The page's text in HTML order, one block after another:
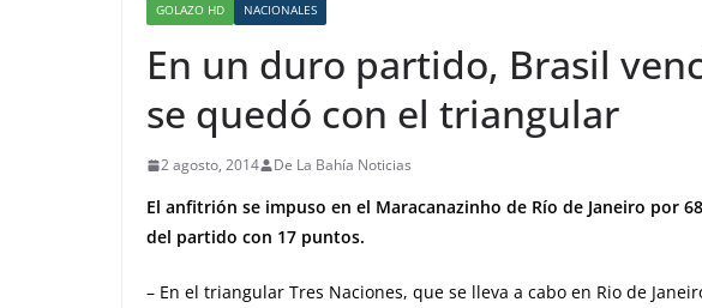
GOLAZO HD NACIONALES
En un duro partido, Brasil
se quedó con el triangular
2 agosto, 2014 De La Bahía Noticias
El anfitrión se impuso en el Maracanazinho de Río de Janeiro por
del partido con 17 puntos.
– En el triangular Tres Naciones, que se lleva a cabo en Rio de